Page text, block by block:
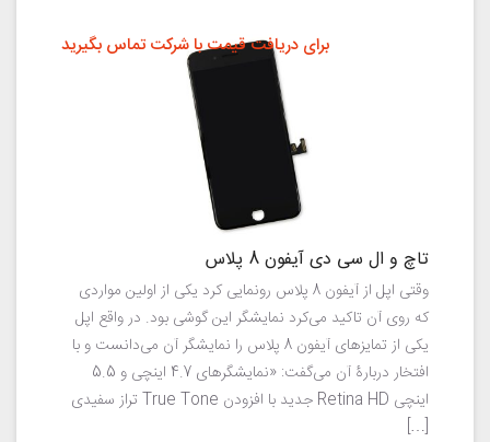
تاچ و ال سی دی آیفون 8 پلاس
وقتی اپل از آیفون 8 پلاس رونمایی کرد یکی از اولین مواردی
که روی آن تاکید می‌کرد نمایشگر این گوشی بود. در واقع اپل
یکی از تمایزهای آیفون 8 پلاس را نمایشگر آن می‌دانست و با
افتخار دربارۀ آن می‌گفت: «نمایشگرهای 4.7 اینچی و 5.5
اینچی Retina HD جدید با افزودن True Tone تراز سفیدی
[…]
برای دریافت قیمت با شرکت تماس بگیرید